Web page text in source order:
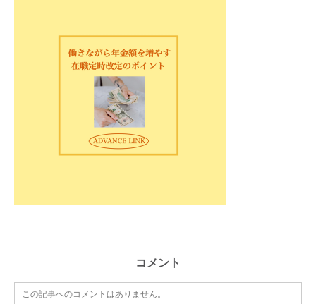
コメント
この記事へのコメントはありません。